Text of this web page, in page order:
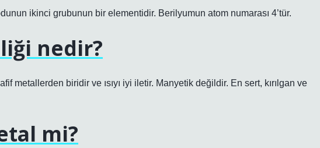
ikinci grubunun bir elementidir. Berilyumun atom numarası 4’tür.
nedir?
metallerden biridir ve ısıyı iyi iletir. Manyetik değildir. En sert, kırılgan ve
mi?